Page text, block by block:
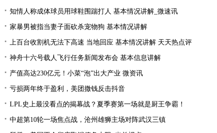
知情人称成体球员用球鞋围踹打人 基本情况讲解_微速讯
家暴男被指当妻子面砍杀宠物狗 基本情况讲解
上百台收割机无法下高速 当地回应 基本情况讲解 天天热点评
神舟十六号载人飞行任务新闻发布会 基本信息讲解
产值高达230亿元！小菜“泡”出大产业 微资讯
亏损两年终于盈利，美团撒钱反击抖音
LPL史上最没看点的揭幕战？夏季赛第一场就是厨王争霸！
中超第10轮一场焦点战，沧州雄狮主场对阵武汉三镇